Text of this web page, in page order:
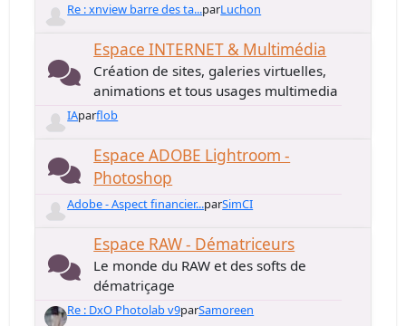
Re : xnview barre des ta...parLuchon
Espace INTERNET & Multimédia
Création de sites, galeries virtuelles,
animations et tous usages multimedia
IAparflob
Espace ADOBE Lightroom -
Photoshop
Adobe - Aspect financier...parSimCI
Espace RAW - Dématriceurs
Le monde du RAW et des softs de
dématriçage
Re : DxO Photolab v9parSamoreen